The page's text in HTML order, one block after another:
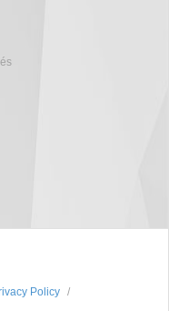
Policy